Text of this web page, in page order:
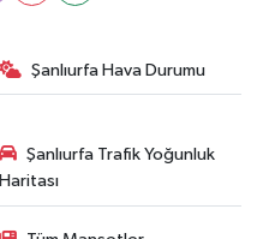
Şanlıurfa Hava Durumu
Şanlıurfa Trafik Yoğunluk
Haritası